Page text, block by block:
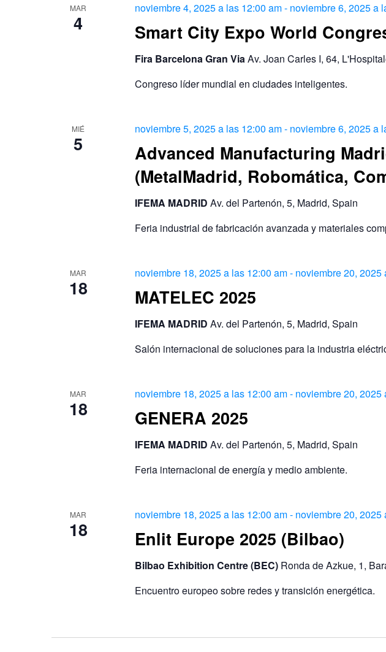
MAR
4 Smart City Expo World
noviembre 4, 2025 a las 12:00 am- noviembre 6, 2025 a
Fira Barcelona Gran ViaAv. Joan Carles I, 64,
Congreso líder mundial en ciudades inteligentes.
MIÉ
5
Advanced Manufacturing
(MetalMadrid, Robomática,
noviembre 5, 2025 a las 12:00 am- noviembre 6, 2025 a
IFEMA MADRID Av. del Partenón, 5, Madrid, Spain
Feria industrial de fabricación avanzada y materiales
MAR
18 MATELEC 2025
noviembre 18, 2025 a las 12:00 am- noviembre 20, 2025
IFEMA MADRID Av. del Partenón, 5, Madrid, Spain
Salón internacional de soluciones para la industria
MAR
18 GENERA 2025
noviembre 18, 2025 a las 12:00 am- noviembre 20, 2025
IFEMA MADRID Av. del Partenón, 5, Madrid, Spain
Feria internacional de energía y medio ambiente.
MAR
18 Enlit Europe 2025 (Bilbao)
noviembre 18, 2025 a las 12:00 am- noviembre 20, 2025
Bilbao Exhibition Centre (BEC) Ronda de Azkue, 1,
Encuentro europeo sobre redes y transición energética.